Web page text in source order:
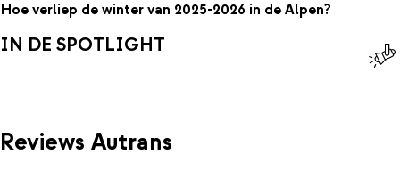
Hoe verliep de winter van 2025-2026 in de Alpen?
IN DE SPOTLIGHT
Reviews Autrans